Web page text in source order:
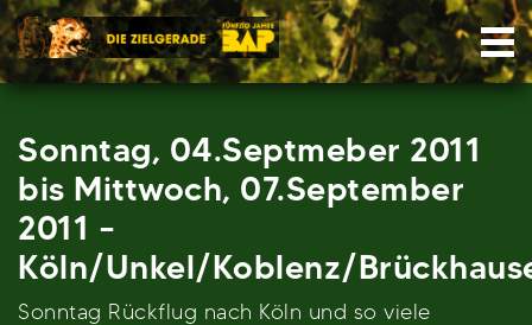
Skip
to
content
Sonntag, 04.Septmeber 2011
bis Mittwoch, 07.September
2011 –
Köln/Unkel/Koblenz/
Sonntag Rückflug nach Köln und so viele